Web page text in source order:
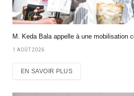
M. Keda Bala appelle à une mobilisation
1 AOÛT 2026
EN SAVOIR PLUS